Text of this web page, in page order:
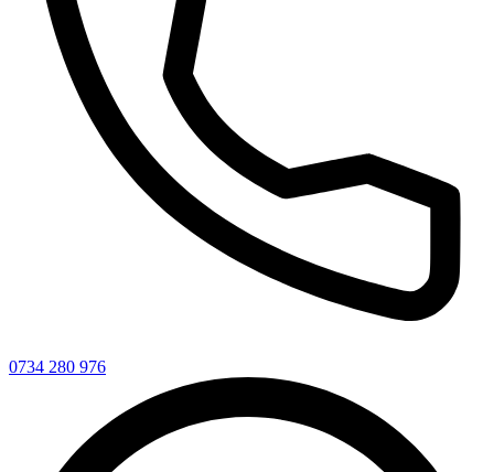
0734 280 976